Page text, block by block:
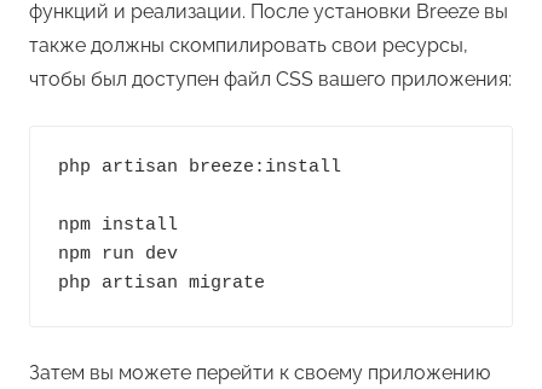
функций и реализации. После установки Breeze вы
также должны скомпилировать свои ресурсы,
чтобы был доступен файл CSS вашего приложения:
php artisan breeze:install
npm install
npm run dev
php artisan migrate
Затем вы можете перейти к своему приложению